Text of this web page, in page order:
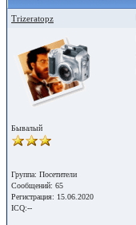
Trizeratopz
Бывалый
Группа: Посетители
Сообщений: 65
Регистрация: 15.06.2020
ICQ:--